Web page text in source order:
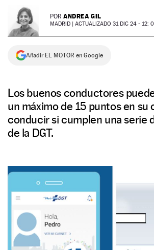
NEWSLETTER POR ANDREA GIL
MADRID | ACTUALIZADO 31 DIC 24 - 12:
Añadir EL MOTOR en Google
Los buenos conductores
un máximo de 15 puntos en su
conducir si cumplen una serie
de la DGT.